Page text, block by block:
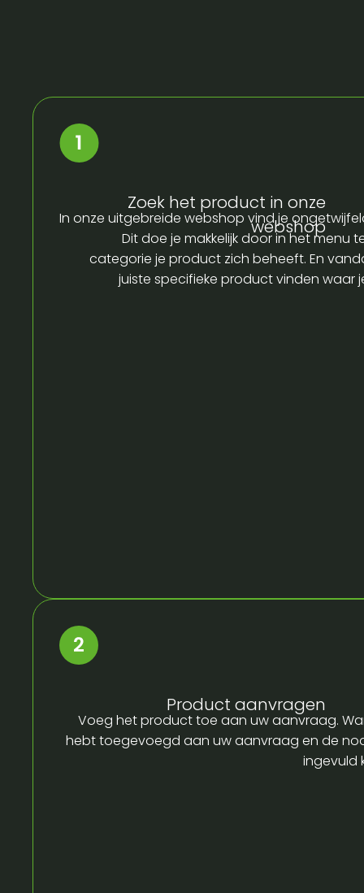
Zoek het product in onze
webshop
In onze uitgebreide webshop vind je
Dit doe je makkelijk door in het menu
categorie je product zich beheeft. En
juiste specifieke product vinden waar
Product aanvragen
Voeg het product toe aan uw aanvraag.
hebt toegevoegd aan uw aanvraag en de
ingevuld